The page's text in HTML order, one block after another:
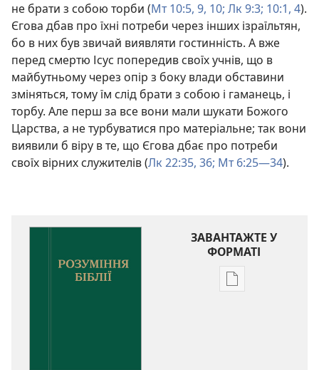
не брати з собою торби (Мт 10:5, 9, 10; Лк 9:3; 10:1, 4).
Єгова дбав про їхні потреби через інших ізраїльтян,
бо в них був звичай виявляти гостинність. А вже
перед смертю Ісус попередив своїх учнів, що в
майбутньому через опір з боку влади обставини
зміняться, тому їм слід брати з собою і гаманець, і
торбу. Але перш за все вони мали шукати Божого
Царства, а не турбуватися про матеріальне; так вони
виявили б віру в те, що Єгова дбає про потреби
своїх вірних служителів (Лк 22:35, 36; Мт 6:25—34).
ЗАВАНТАЖТЕ У
ФОРМАТІ
Параметри